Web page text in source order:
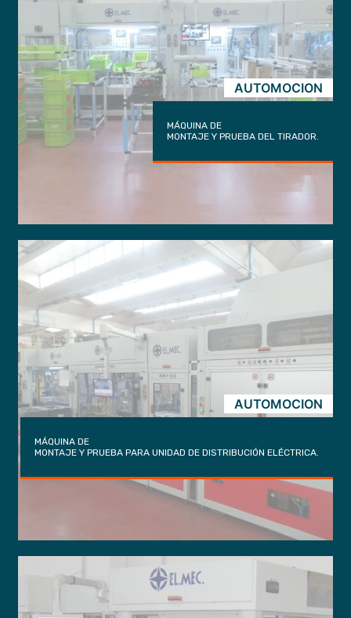
AUTOMOCION
MÁQUINA DE
MONTAJE Y PRUEBA DEL TIRADOR.
AUTOMOCION
MÁQUINA DE
MONTAJE Y PRUEBA PARA UNIDAD DE DISTRIBUCIÓN ELÉCTRICA.